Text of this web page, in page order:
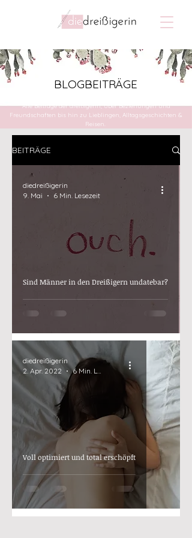
BLOGBEITRÄGE
Alle Beiträge der dreißigerin, über Beziehungen und
Freundschaften bis hin zu Lieblingen, Alltagsgeschichten &
Reisen.
BEITRÄGE
Sind Männer in den Dreißigern undatebar?
diedreißigerin
9. Mai
6 Min. Lesezeit
Voll optimiert und total erschöpft
diedreißigerin
2. Apr. 2022
6 Min. Lesezeit